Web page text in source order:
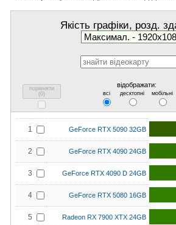
Якість графіки, розд.
порівняти
(0)
відображати:
всі десктопні мобільні
1 GeForce RTX 5090 32GB
2 GeForce RTX 4090 24GB
3 GeForce RTX 4090 D 24GB
4 GeForce RTX 5080 16GB
5 Radeon RX 7900 XTX 24GB